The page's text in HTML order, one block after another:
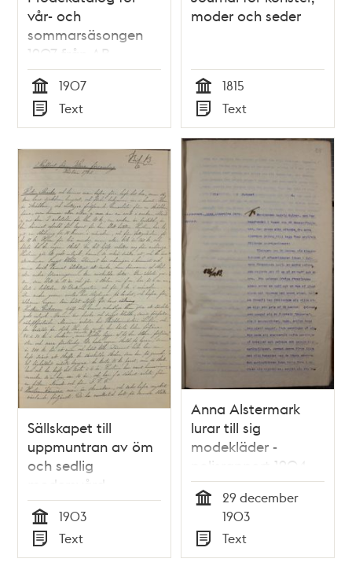
vår- och
sommarsäsongen
1907 från AB
Sidenhuset
Tid
1907
Typ
Text
moder och seder
Tid
1815
Typ
Text
Sällskapet till
uppmuntran av öm
och sedlig
modersvård -
rapport från Klara
församling 1903
Tid
1903
Typ
Text
Anna Alstermark
lurar till sig
modekläder -
polisrapport 1904
29 december
1903
Typ
Text